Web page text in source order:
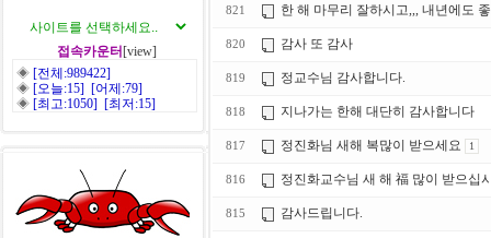
접속카운터 [view]
◈ [전체:989422]
◈ [오늘:15] [어제:79]
◈ [최고:1050] [최저:15]
821 한 해 마무리 잘하시고,,, 내년에도
820 감사 또 감사
819 정교수님 감사합니다.
818 지나가는 한해 대단히 감사합니다
817 정진화님 새해 복많이 받으세요 1
816 정진화교수님 새 해 福 많이 받으십
815 감사드립니다.